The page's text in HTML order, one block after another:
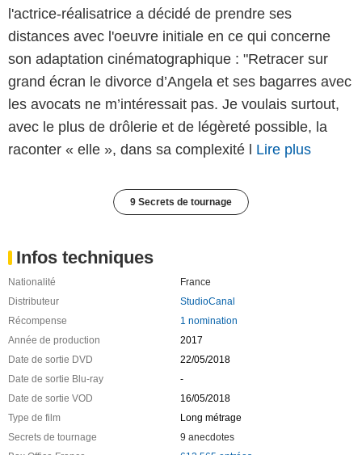
l'actrice-réalisatrice a décidé de prendre ses
distances avec l'oeuvre initiale en ce qui concerne
son adaptation cinématographique : "Retracer sur
grand écran le divorce d’Angela et ses bagarres avec
les avocats ne m’intéressait pas. Je voulais surtout,
avec le plus de drôlerie et de légèreté possible, la
raconter « elle », dans sa complexité l Lire plus
9 Secrets de tournage
Infos techniques
Nationalité
France
Distributeur
StudioCanal
Récompense
1 nomination
Année de production
2017
Date de sortie DVD
22/05/2018
Date de sortie Blu-ray
-
Date de sortie VOD
16/05/2018
Type de film
Long métrage
Secrets de tournage
9 anecdotes